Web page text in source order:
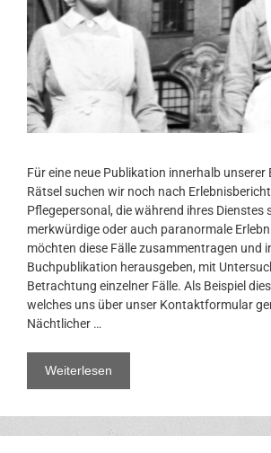
Für eine neue Publikation innerhalb unserer
Rätsel suchen wir noch nach
Pflegepersonal, die während ihres Dienstes
merkwürdige oder auch paranormale
möchten diese Fälle zusammentragen und
Buchpublikation herausgeben, mit
Betrachtung einzelner Fälle. Als Beispiel
welches uns über unser Kontaktformular
Nächtlicher …
Weiterlesen